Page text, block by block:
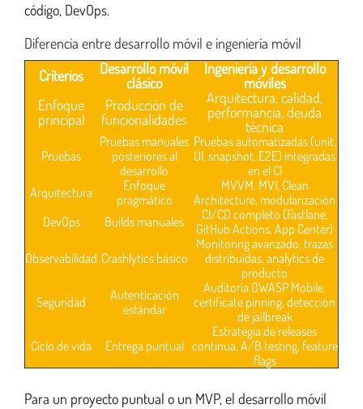
código, DevOps.
Diferencia entre desarrollo móvil e ingeniería móvil
Criterios
Desarrollo móvil
clásico
Ingeniería y desarrollo
móviles
Enfoque
principal
Producción de
funcionalidades
Arquitectura, calidad,
performancia, deuda
técnica
Pruebas
Pruebas manuales
posteriores al
desarrollo
Pruebas automatizadas (unit,
UI, snapshot, E2E) integradas
en el CI
Arquitectura
Enfoque
pragmático
MVVM, MVI, Clean
Architecture, modularización
DevOps
Builds manuales
CI/CD completo (Fastlane,
GitHub Actions, App Center)
Observabilidad Crashlytics básico
Monitoring avanzado, trazas
distribuidas, analytics de
producto
Seguridad
Autenticación
estándar
Auditoría OWASP Mobile,
certificate pinning, detección
de jailbreak
Ciclo de vida
Entrega puntual
Estrategia de releases
continua, A/B testing, feature
flags
Para un proyecto puntual o un MVP, el desarrollo móvil